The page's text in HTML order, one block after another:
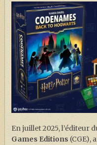
LA SÉRIE HARRY POTTER
HARRY POTTER : LIVRES
BIOPICS DE HARRY POTTER
LES ANIMAUX
J. K. ROWLING
ARTISANAT MOLDU
FANDOM
En juillet 2025, l’éditeur
Games Editions (CGE),